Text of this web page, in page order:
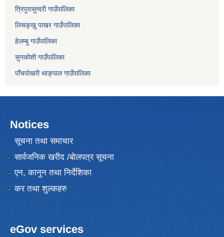
त्रिपुरासुन्दरी गाउँपालिका
लिसङ्खु पाखर गाउँपालिका
हेलम्बु गाउँपालिका
सुनकोशी गाउँपालिका
पाँचपाेखरी थाङ्पाल गाउँपालिका
Notices
सूचना तथा समाचार
सार्वजनिक खरीद /बोलपत्र सूचना
एन, कानुन तथा निर्देशिका
कर तथा शुल्कहरु
eGov services